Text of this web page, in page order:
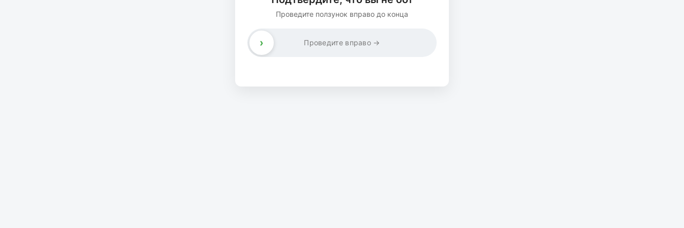
Проведите ползунок вправо до конца
Проведите вправо →
›